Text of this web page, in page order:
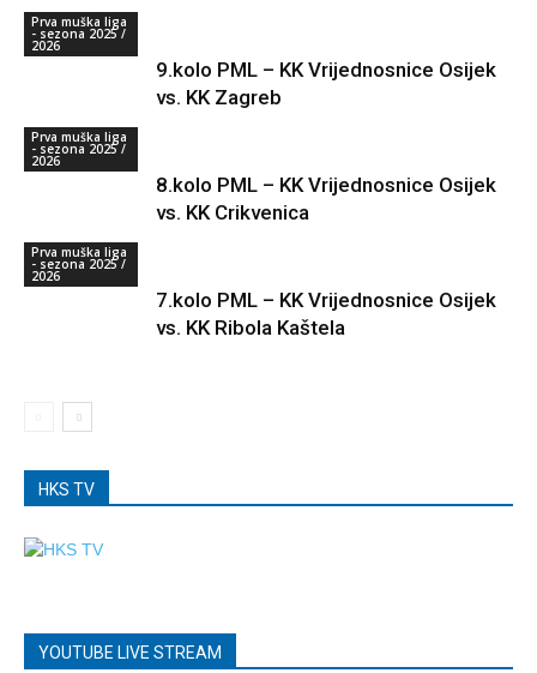
Prva muška liga
- sezona 2025 /
2026
9.kolo PML – KK Vrijednosnice Osijek
vs. KK Zagreb
Prva muška liga
- sezona 2025 /
2026
8.kolo PML – KK Vrijednosnice Osijek
vs. KK Crikvenica
Prva muška liga
- sezona 2025 /
2026
7.kolo PML – KK Vrijednosnice Osijek
vs. KK Ribola Kaštela
HKS TV
YOUTUBE LIVE STREAM